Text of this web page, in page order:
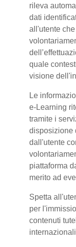
rileva
dati
all'utente
quale
visione
Le
e-Learning
tramite i
disposizione
dall'utente
piattaforma
merito ad
Spetta
per
contenuti